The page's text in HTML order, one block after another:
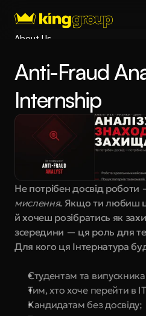
About Us
Services
Process
Coming Soon
Book a
Anti-Fraud
Internship
Не потрібен досвід роботи
мислення. Якщо ти любиш
й хочеш розібратись як
зсередини — ця роль для
Для кого ця Інтернатура
Студентам та
Тим, хто хоче перейти в
Кандидатам без досвіду;